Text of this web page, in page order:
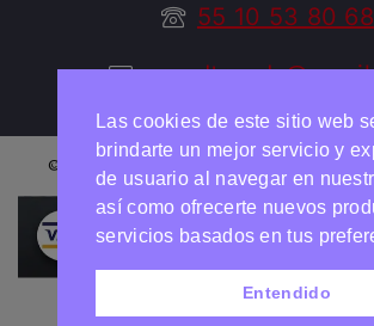
55 10 53 80 68
© 2026 ARGED TRENDY Todos los
Necesitas ayuda?
Chatea con nosotros
Las cookies de este sitio web
brindarte un mejor servicio y
de usuario al navegar en
así como ofrecerte nuevos
servicios basados en tus
Entendido